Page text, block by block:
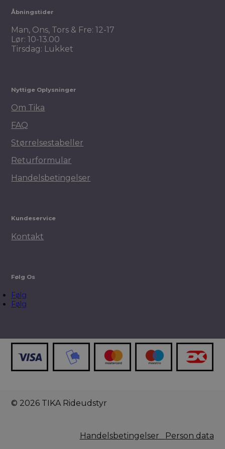
Åbningstider
Man, Ons, Tors & Fre: 12-17
Lør: 10-13.00
Tirsdag: Lukket
Nyttige Oplysninger
Om Tika
FAQ
Størrelsestabeller
Returformular
Handelsbetingelser
Kundeservice
Kontakt
Følg Os
Følg
Følg
© 2026 TIKA Rideudstyr
Handelsbetingelser Person data